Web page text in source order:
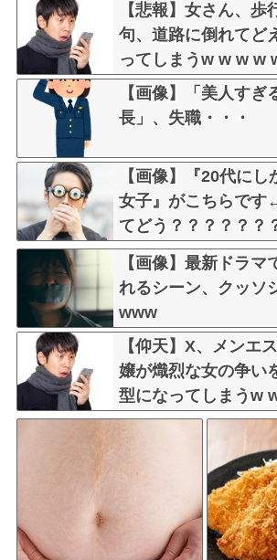
【悲報】女さん、歩
句、道路に倒れてど
ってしまうw w w w
【画像】「美人すぎ
長」、失職・・・
【画像】『20代に
女子』がこちらです
てどう？？？？？？
【画像】最新ドラマ
れるシーン、クッソ
www
【仰天】X、メンエ
嬢が熾烈な女の争い
型になってしまうw